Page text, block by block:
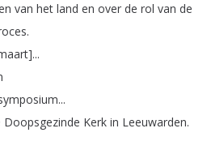
van het land en over de rol van de
.
]...
...
Doopsgezinde Kerk in Leeuwarden.